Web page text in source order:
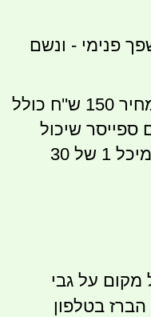
פנימי - ונשם
ניתן להשיג גם תופסנים!!! מחיר 150 ש''ח כולל
ספייסר שיכול
להכיל 2 מיכלי 20 ליטר או מיכל 1 של 30
מקום על גבי
בטלפון